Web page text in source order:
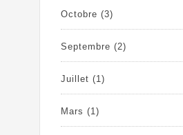
Octobre (3)
Septembre (2)
Juillet (1)
Mars (1)